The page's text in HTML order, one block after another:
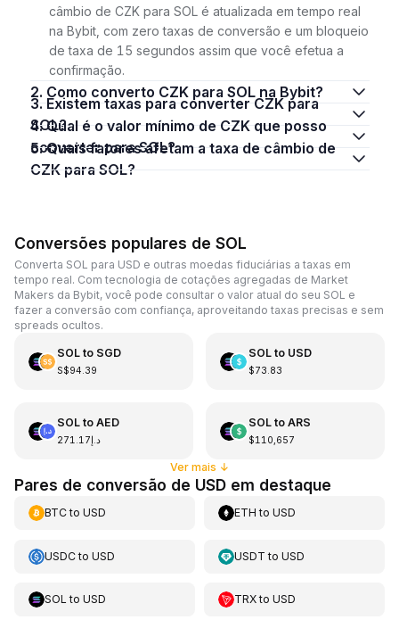
câmbio de CZK para SOL é atualizada em tempo real
na Bybit, com zero taxas de conversão e um bloqueio
de taxa de 15 segundos assim que você efetua a
confirmação.
2. Como converto CZK para SOL na Bybit?
3. Existem taxas para converter CZK para
SOL?
4. Qual é o valor mínimo de CZK que posso
converter para SOL?
5. Quais fatores afetam a taxa de câmbio de
CZK para SOL?
Conversões populares de SOL
Converta SOL para USD e outras moedas fiduciárias a taxas em
tempo real. Com tecnologia de cotações agregadas de Market
Makers da Bybit, você pode consultar o valor atual do seu SOL e
fazer a conversão com confiança, aproveitando taxas precisas e sem
spreads ocultos.
SOLto SGD
S$94.39
SOLto USD
$73.83
SOLto AED
د.إ271.17
SOLto ARS
$110,657
Ver mais ↓
Pares de conversão de USD em destaque
BTCto USD ETH toUSD
USDCto USD USDT toUSD
SOL to USD TRXtoUSD